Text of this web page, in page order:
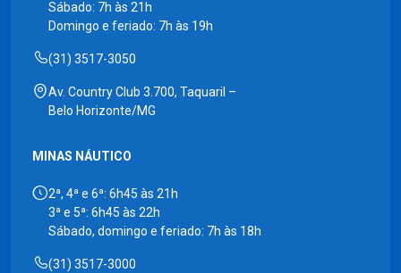
Sábado: 7h às 21h
Domingo e feriado: 7h às 19h
(31) 3517-3050
Av. Country Club 3.700, Taquaril –
Belo Horizonte/MG
MINAS NÁUTICO
2ª, 4ª e 6ª: 6h45 às 21h
3ª e 5ª: 6h45 às 22h
Sábado, domingo e feriado: 7h às 18h
(31) 3517-3000